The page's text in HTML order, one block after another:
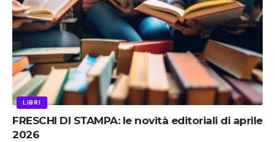
LIBRI
FRESCHI DI STAMPA: le novità editoriali di aprile
2026